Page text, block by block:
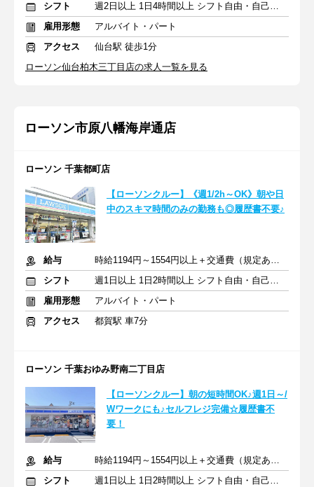
シフト
週2日以上 1日4時間以上 シフト自由・自己申告
雇用形態
アルバイト・パート
アクセス
仙台駅 徒歩1分
ローソン仙台柏木三丁目店の求人一覧を見る
ローソン市原八幡海岸通店
ローソン 千葉都町店
【ローソンクルー】《週1/2h～OK》朝や日
中のスキマ時間のみの勤務も◎履歴書不要♪
給与
時給1194円～1554円以上＋交通費（規定あり）
シフト
週1日以上 1日2時間以上 シフト自由・自己申告
雇用形態
アルバイト・パート
アクセス
都賀駅 車7分
ローソン 千葉おゆみ野南二丁目店
【ローソンクルー】朝の短時間OK♪週1日～/
Wワークにも♪セルフレジ完備☆履歴書不
要！
給与
時給1194円～1554円以上＋交通費（規定あり）
シフト
週1日以上 1日2時間以上 シフト自由・自己申告